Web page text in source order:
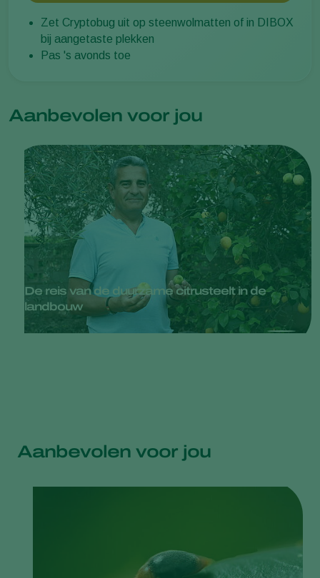
Zet Cryptobug uit op steenwolmatten of in DIBOX
bij aangetaste plekken
Pas 's avonds toe
Aanbevolen voor jou
De reis van de duurzame citrusteelt in de
landbouw
Aanbevolen voor jou